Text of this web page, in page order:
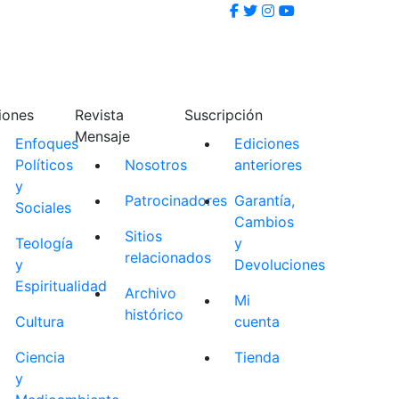
Enfoques
Políticos
y
Sociales
Teología
y
Espiritualidad
Cultura
Ciencia
y
Revista
Mensaje
Nosotros
Patrocinadores
Sitios
relacionados
Archivo
histórico
Suscripción
Ediciones
anteriores
Garantía,
Cambios
y
Devoluciones
Mi
cuenta
Tienda